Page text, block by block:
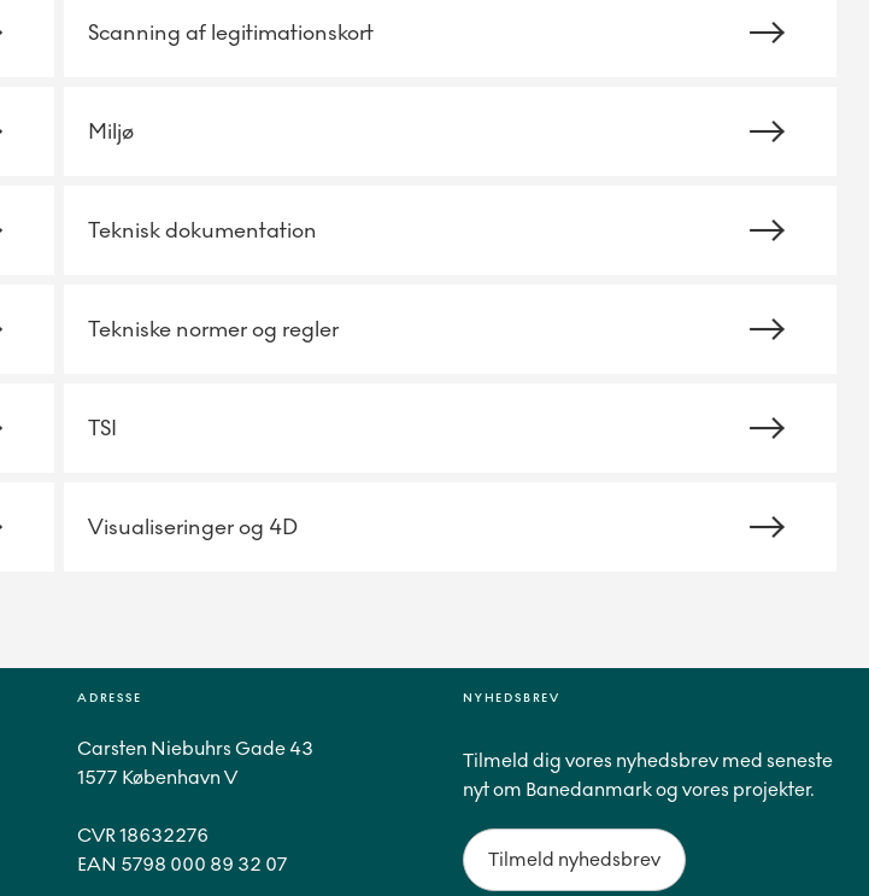
Scanning af legitimationskort
Miljø
Teknisk dokumentation
Tekniske normer og regler
TSI
Visualiseringer og 4D
ADRESSE
Carsten Niebuhrs Gade 43
1577 København V
CVR 18632276
EAN 5798 000 89 32 07
NYHEDSBREV
Tilmeld dig vores nyhedsbrev med seneste
nyt om Banedanmark og vores projekter.
Tilmeld nyhedsbrev